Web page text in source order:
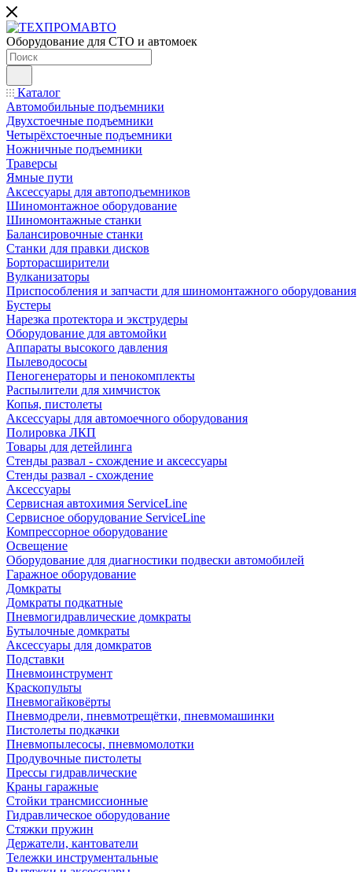
Оборудование для СТО и автомоек
Каталог
Автомобильные подъемники
Двухстоечные подъемники
Четырёхстоечные подъемники
Ножничные подъемники
Траверсы
Ямные пути
Аксессуары для автоподъемников
Шиномонтажное оборудование
Шиномонтажные станки
Балансировочные станки
Станки для правки дисков
Борторасширители
Вулканизаторы
Приспособления и запчасти для шиномонтажного оборудования
Бустеры
Нарезка протектора и экструдеры
Оборудование для автомойки
Аппараты высокого давления
Пылеводососы
Пеногенераторы и пенокомплекты
Распылители для химчисток
Копья, пистолеты
Аксессуары для автомоечного оборудования
Полировка ЛКП
Товары для детейлинга
Стенды развал - схождение и аксессуары
Стенды развал - схождение
Аксессуары
Сервисная автохимия ServiceLine
Сервисное оборудование ServiceLine
Компрессорное оборудование
Освещение
Оборудование для диагностики подвески автомобилей
Гаражное оборудование
Домкраты
Домкраты подкатные
Пневмогидравлические домкраты
Бутылочные домкраты
Аксессуары для домкратов
Подставки
Пневмоинструмент
Краскопульты
Пневмогайковёрты
Пневмодрели, пневмотрещётки, пневмомашинки
Пистолеты подкачки
Пневмопылесосы, пневмомолотки
Продувочные пистолеты
Прессы гидравлические
Краны гаражные
Стойки трансмиссионные
Гидравлическое оборудование
Стяжки пружин
Держатели, кантователи
Тележки инструментальные